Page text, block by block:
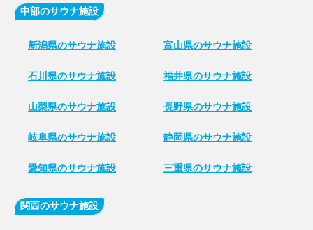
中部のサウナ施設
新潟県のサウナ施設 富山県のサウナ施設
石川県のサウナ施設 福井県のサウナ施設
山梨県のサウナ施設 長野県のサウナ施設
岐阜県のサウナ施設 静岡県のサウナ施設
愛知県のサウナ施設 三重県のサウナ施設
関西のサウナ施設